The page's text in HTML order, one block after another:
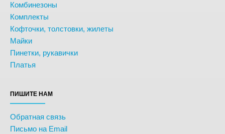
Комбинезоны
Комплекты
Кофточки, толстовки, жилеты
Майки
Пинетки, рукавички
Платья
ПИШИТЕ НАМ
Обратная связь
Письмо на Email